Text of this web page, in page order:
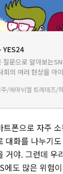
YES24
질문으로 알아보는
회의 여러 현상을 아
문 교양 시리즈입니
생활에 깊숙이 자리
주/에마뉘엘 트레데즈/
폰으로 자주
대화를 나누기
거야. 그런데 우
에도 많은 위험